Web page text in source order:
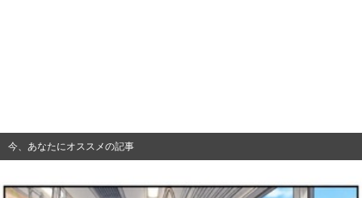
今、あなたにオススメの記事